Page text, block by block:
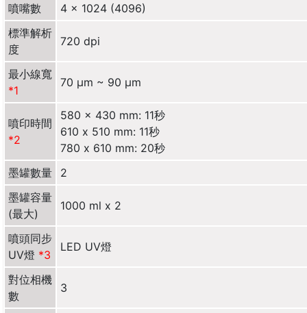
噴嘴數
4 x 1024 (4096)
標準解析
度
720 dpi
最小線寬
*1
70 µm ~ 90 µm
噴印時間
*2
580 x 430 mm: 11秒
610 x 510 mm: 11秒
780 x 610 mm: 20秒
墨罐數量
2
墨罐容量
(最大)
1000 ml x 2
噴頭同步
UV燈 *3
LED UV燈
對位相機
數
3